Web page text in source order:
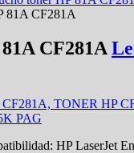
81A CF281A
CF281A
HP LaserJet